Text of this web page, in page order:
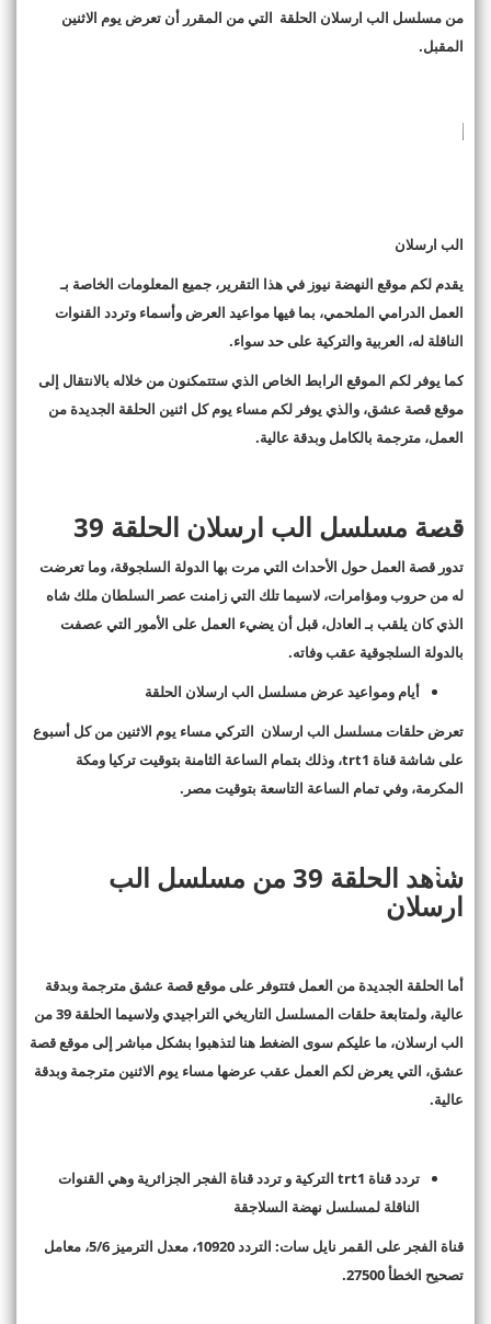
من مسلسل الب ارسلان الحلقة التي من المقرر أن تعرض يوم الاثنين
المقبل.
الب ارسلان
يقدم لكم موقع النهضة نيوز في هذا التقرير، جميع المعلومات الخاصة بـ
العمل الدرامي الملحمي، بما فيها مواعيد العرض وأسماء وتردد القنوات
الناقلة له، العربية والتركية على حد سواء.
كما يوفر لكم الموقع الرابط الخاص الذي ستتمكنون من خلاله بالانتقال إلى
موقع قصة عشق، والذي يوفر لكم مساء يوم كل اثنين الحلقة الجديدة من
العمل، مترجمة بالكامل وبدقة عالية.
قصة مسلسل الب ارسلان الحلقة 39
تدور قصة العمل حول الأحداث التي مرت بها الدولة السلجوقة، وما تعرضت
له من حروب ومؤامرات، لاسيما تلك التي زامنت عصر السلطان ملك شاه
الذي كان يلقب بـ العادل، قبل أن يضيء العمل على الأمور التي عصفت
بالدولة السلجوقية عقب وفاته.
أيام ومواعيد عرض مسلسل الب ارسلان الحلقة
تعرض حلقات مسلسل الب ارسلان التركي مساء يوم الاثنين من كل أسبوع
على شاشة قناة trt1، وذلك بتمام الساعة الثامنة بتوقيت تركيا ومكة
المكرمة، وفي تمام الساعة التاسعة بتوقيت مصر.
شاهد الحلقة 39 من مسلسل الب
ارسلان
أما الحلقة الجديدة من العمل فتتوفر على موقع قصة عشق مترجمة وبدقة
عالية، ولمتابعة حلقات المسلسل التاريخي التراجيدي ولاسيما الحلقة 39 من
الب ارسلان، ما عليكم سوى الضغط هنا لتذهبوا بشكل مباشر إلى موقع قصة
عشق، التي يعرض لكم العمل عقب عرضها مساء يوم الاثنين مترجمة وبدقة
عالية.
تردد قناة trt1 التركية و تردد قناة الفجر الجزائرية وهي القنوات
الناقلة لمسلسل نهضة السلاجقة
قناة الفجر على القمر نايل سات: التردد 10920، معدل الترميز 5/6، معامل
تصحيح الخطأ 27500.